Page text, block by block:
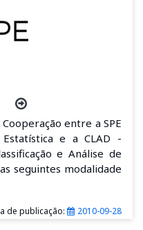
entre a SPE
e a CLAD -
e Análise de
seguintes modalidade
de publicação: 2010-09-28